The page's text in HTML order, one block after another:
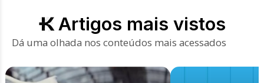
Artigos mais vistos
Dá uma olhada nos conteúdos mais acessados